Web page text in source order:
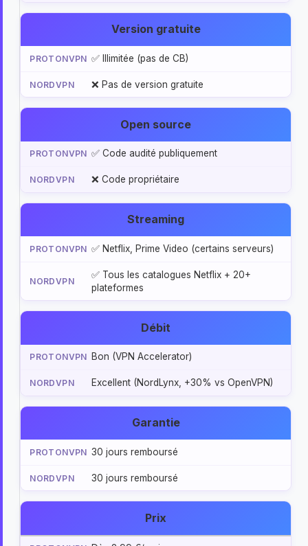
Version gratuite
✅ Illimitée (pas de CB)
❌ Pas de version gratuite
Open source
✅ Code audité publiquement
❌ Code propriétaire
Streaming
✅ Netflix, Prime Video (certains serveurs)
✅ Tous les catalogues Netflix + 20+
plateformes
Débit
Bon (VPN Accelerator)
Excellent (NordLynx, +30% vs OpenVPN)
Garantie
30 jours remboursé
30 jours remboursé
Prix